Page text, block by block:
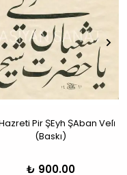
Pir ŞEyh ŞAban Veli̇
(Baskı)
₺ 900.00